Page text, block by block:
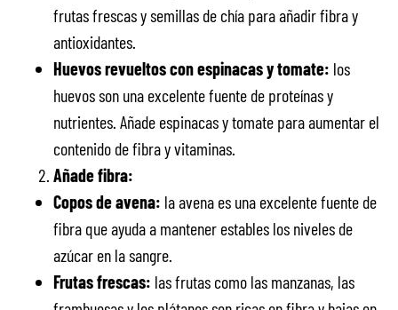
frutas frescas y semillas de chía para añadir fibra y
antioxidantes.
Huevos revueltos con espinacas y tomate: los
huevos son una excelente fuente de proteínas y
nutrientes. Añade espinacas y tomate para aumentar el
contenido de fibra y vitaminas.
Añade fibra:
Copos de avena: la avena es una excelente fuente de
fibra que ayuda a mantener estables los niveles de
azúcar en la sangre.
Frutas frescas: las frutas como las manzanas, las